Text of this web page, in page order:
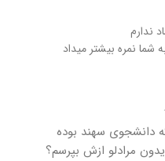
ندارم
شما نمره بیشتر میداد
دانشجوی سهند بوده
مرادلو ازش بپرسم؟